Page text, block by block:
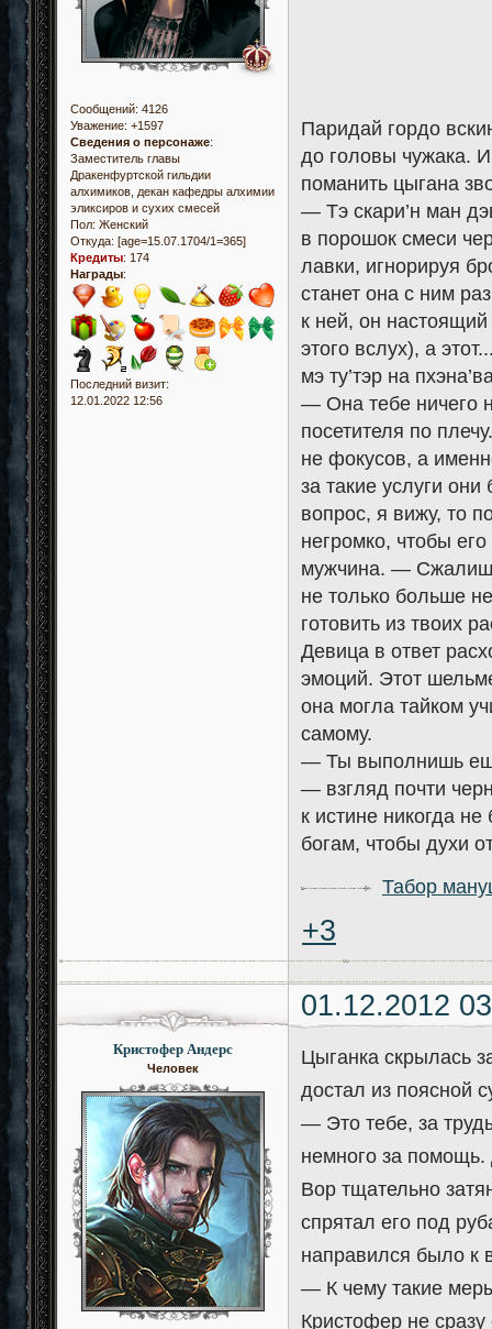
Сообщений: 4126
Уважение: +1597
Сведения о персонаже:
Заместитель главы
Дракенфуртской гильдии
алхимиков, декан кафедры алхимии
эликсиров и сухих смесей
Пол: Женский
Откуда: [age=15.07.1704/1=365]
Кредиты: 174
Награды:
Последний визит:
12.01.2022 12:56
Паридай гордо
до головы чужака.
поманить цыгана
— Тэ скари’н ман
в порошок смеси
лавки, игнорируя
станет она с ним
к ней, он
этого вслух), а
мэ ту’тэр на
— Она тебе ничего
посетителя по
не фокусов, а
за такие услуги они
вопрос, я вижу, то
негромко, чтобы
мужчина. —
не только больше
готовить из твоих
Девица в ответ
эмоций. Этот
она могла тайком
самому.
— Ты выполнишь
— взгляд почти
к истине никогда
богам, чтобы духи
Табор
+3
01.12.2012
Кристофер Андерс
Человек
Цыганка скрылась
достал из поясной
— Это тебе, за
немного за помощь.
Вор тщательно
спрятал его под
направился было к
— К чему такие
Кристофер не